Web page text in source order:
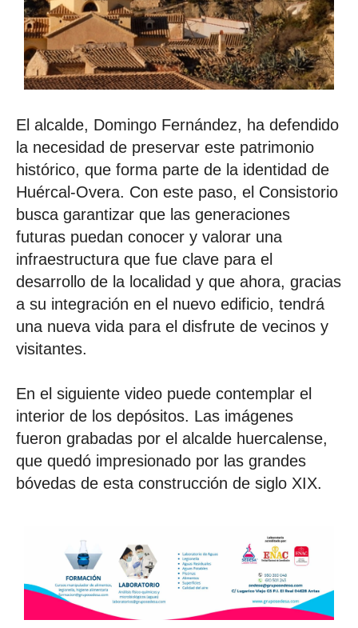
El alcalde, Domingo Fernández, ha defendido
la necesidad de preservar este patrimonio
histórico, que forma parte de la identidad de
Huércal-Overa. Con este paso, el Consistorio
busca garantizar que las generaciones
futuras puedan conocer y valorar una
infraestructura que fue clave para el
desarrollo de la localidad y que ahora, gracias
a su integración en el nuevo edificio, tendrá
una nueva vida para el disfrute de vecinos y
visitantes.
En el siguiente video puede contemplar el
interior de los depósitos. Las imágenes
fueron grabadas por el alcalde huercalense,
que quedó impresionado por las grandes
bóvedas de esta construcción de siglo XIX.